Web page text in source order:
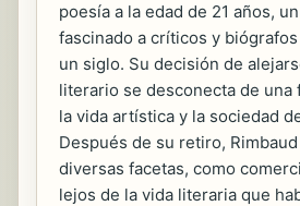
poesía a la edad de 21 años,
fascinado a críticos y
un siglo. Su decisión de
literario se desconecta de una
la vida artística y la sociedad
Después de su retiro,
diversas facetas, como
lejos de la vida literaria que